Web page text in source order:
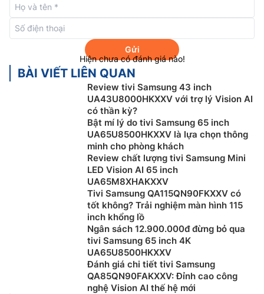
Hệ điều hành One UI Tizen
One UI Tizen mang đến trải nghiệm liền mạch và đồng
nhất trên các thiết bị Samsung. Samsung Tizen OS
giúp bạn tận hưởng trọn vẹn những đổi mới công nghệ
mới nhất của Samsung — từ truy cập nhanh nội dung
yêu thích, quản lý AI tiện lợi đến khả năng bảo mật
mạnh mẽ với Samsung Knox Security. Đặc biệt, One UI
Tizen sẽ hỗ trợ nâng cấp Tizen OS trong 7 năm tiếp
theo, đảm bảo bạn luôn được trải nghiệm các ứng
dụng và dịch vụ mới nhất.
Gửi
Hiện chưa có đánh giá nào!
BÀI VIẾT LIÊN QUAN
Review tivi Samsung 43 inch
UA43U8000HKXXV với trợ lý Vision AI
có thần kỳ?
Bật mí lý do tivi Samsung 65 inch
UA65U8500HKXXV là lựa chọn thông
minh cho phòng khách
Review chất lượng tivi Samsung Mini
LED Vision AI 65 inch
UA65M8XHAKXXV
Tivi Samsung QA115QN90FKXXV có
tốt không? Trải nghiệm màn hình 115
inch khổng lồ
Ngân sách 12.900.000đ đừng bỏ qua
tivi Samsung 65 inch 4K
UA65U8500HKXXV
Đánh giá chi tiết tivi Samsung
QA85QN90FAKXXV: Đỉnh cao công
nghệ Vision AI thế hệ mới